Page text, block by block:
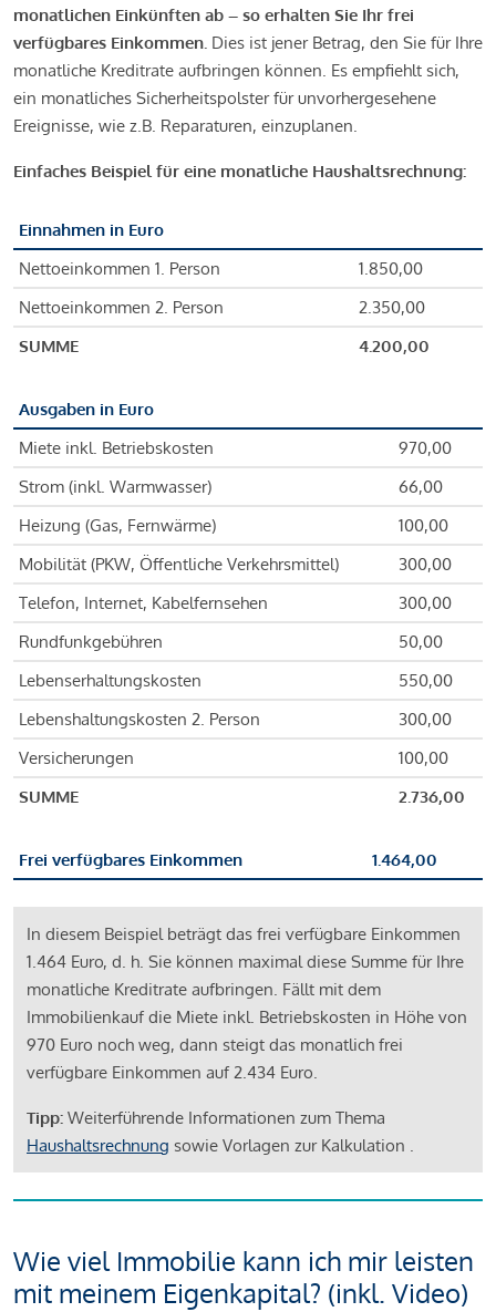
monatlichen Einkünften ab – so erhalten Sie Ihr frei
verfügbares Einkommen. Dies ist jener Betrag, den Sie für Ihre
monatliche Kreditrate aufbringen können. Es empfiehlt sich,
ein monatliches Sicherheitspolster für unvorhergesehene
Ereignisse, wie z.B. Reparaturen, einzuplanen.
Einfaches Beispiel für eine monatliche Haushaltsrechnung:
Einnahmen in Euro
Nettoeinkommen 1. Person
1.850,00
Nettoeinkommen 2. Person
2.350,00
SUMME
4.200,00
Ausgaben in Euro
Miete inkl. Betriebskosten
970,00
Strom (inkl. Warmwasser)
66,00
Heizung (Gas, Fernwärme)
100,00
Mobilität (PKW, Öffentliche Verkehrsmittel)
300,00
Telefon, Internet, Kabelfernsehen
300,00
Rundfunkgebühren
50,00
Lebenserhaltungskosten
550,00
Lebenshaltungskosten 2. Person
300,00
Versicherungen
100,00
SUMME
2.736,00
Frei verfügbares Einkommen 1.464,00
In diesem Beispiel beträgt das frei verfügbare Einkommen
1.464 Euro, d. h. Sie können maximal diese Summe für Ihre
monatliche Kreditrate aufbringen. Fällt mit dem
Immobilienkauf die Miete inkl. Betriebskosten in Höhe von
970 Euro noch weg, dann steigt das monatlich frei
verfügbare Einkommen auf 2.434 Euro.
Tipp: Weiterführende Informationen zum Thema
Haushaltsrechnung sowie Vorlagen zur Kalkulation .
Wie viel Immobilie kann ich mir leisten
mit meinem Eigenkapital? (inkl. Video)